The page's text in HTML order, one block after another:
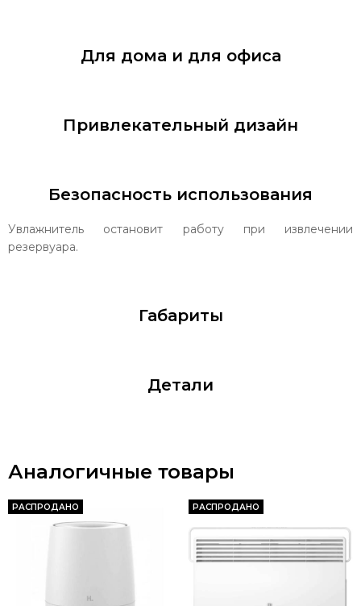
Для дома и для офиса
Привлекательный дизайн
Безопасность использования
Увлажнитель остановит работу при извлечении
резервуара.
Габариты
Детали
Аналогичные товары
РАСПРОДАНО РАСПРОДАНО